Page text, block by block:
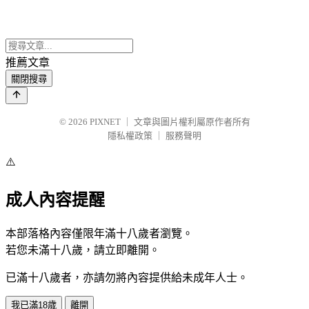
推薦文章
關閉搜尋
© 2026 PIXNET
文章與圖片權利屬原作者所有
隱私權政策
服務聲明
⚠️
成人內容提醒
本部落格內容僅限年滿十八歲者瀏覽。
若您未滿十八歲，請立即離開。
已滿十八歲者，亦請勿將內容提供給未成年人士。
我已滿18歲 離開